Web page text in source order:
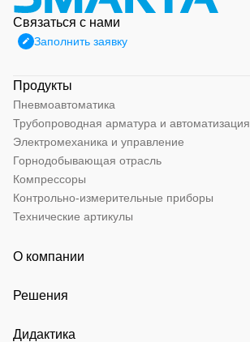
Связаться с нами
Заполнить заявку
Продукты
Пневмоавтоматика
Трубопроводная арматура и автоматизация
Электромеханика и управление
Горнодобывающая отрасль
Компрессоры
Контрольно-измерительные приборы
Технические артикулы
О компании
Решения
Дидактика